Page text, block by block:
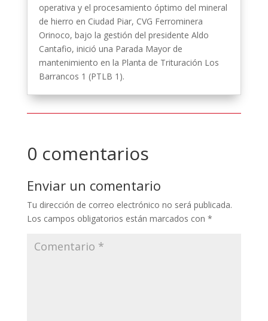
operativa y el procesamiento óptimo del mineral
de hierro en Ciudad Piar, CVG Ferrominera
Orinoco, bajo la gestión del presidente Aldo
Cantafio, inició una Parada Mayor de
mantenimiento en la Planta de Trituración Los
Barrancos 1 (PTLB 1).
0 comentarios
Enviar un comentario
Tu dirección de correo electrónico no será publicada.
Los campos obligatorios están marcados con *